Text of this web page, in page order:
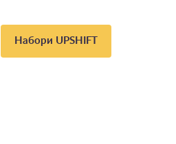
Набори UPSHIFT